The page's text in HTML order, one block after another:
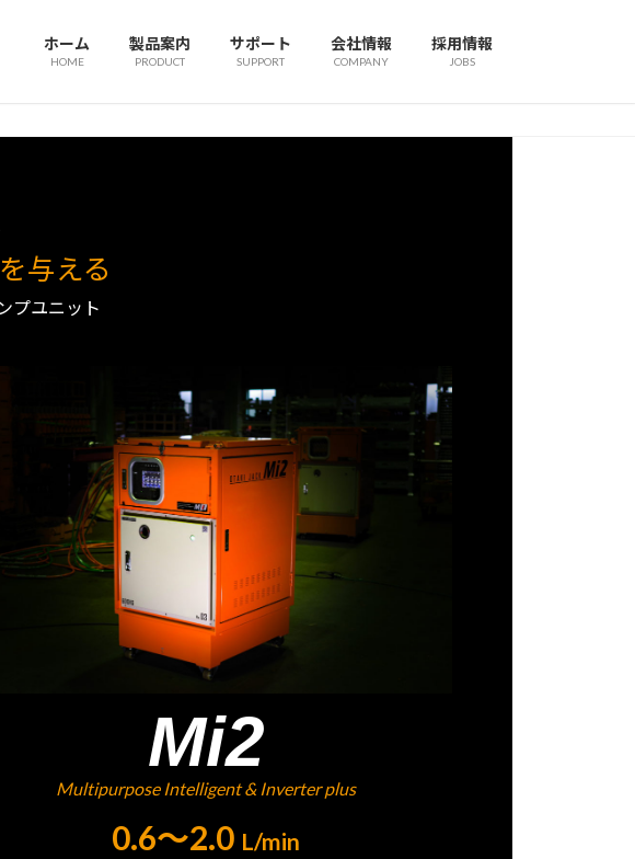
ホーム
HOME
製品案内
PRODUCT
サポート
SUPPORT
会社情報
COMPANY
採用情報
JOBS
与える
プユニット
Mi2
Multipurpose Intelligent & Inverter plus
0.6～2.0 L/min